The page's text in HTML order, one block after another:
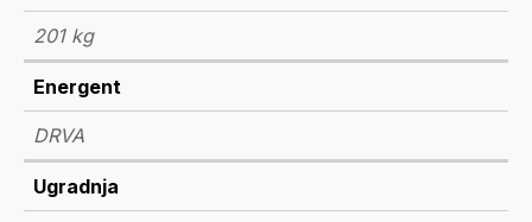
201 kg
Energent
DRVA
Ugradnja